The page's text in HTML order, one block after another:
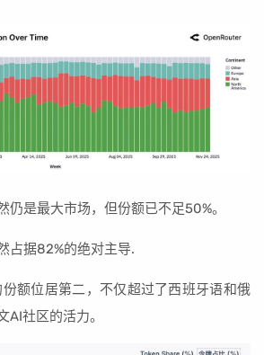
仍是最大市场，但份额已不足50%。
占据82%的绝对主导.
份额位居第二，不仅超过了西班牙语和俄
AI社区的活力。